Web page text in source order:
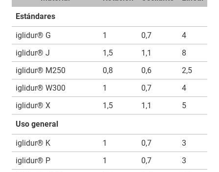
Estándares
iglidur® G 1 0,7
4
iglidur® J
1,5 1,1
8
iglidur® M250
0,8 0,6
2,5
iglidur® W300
1 0,7
4
iglidur® X
1,5 1,1
5
Uso general
iglidur® K 1 0,7
3
iglidur® P
1 0,7
3